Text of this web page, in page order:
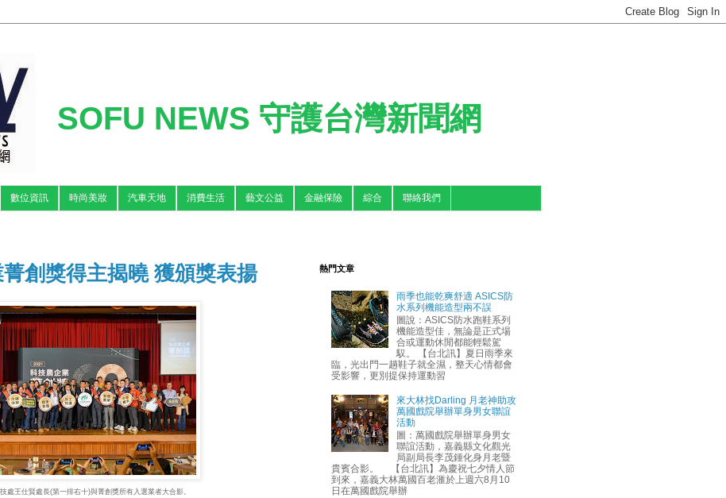
SOFU NEWS 守護台灣新聞網
數位資訊 時尚美妝 汽車天地 消費生活 藝文公益 金融保險 綜合 聯絡我們
創獎得主揭曉 獲頒獎表揚
處王仕賢處長(第一排右十)與菁創獎所有入選業者大合影。
熱門文章
雨季也能乾爽舒適 ASICS防
水系列機能造型兩不誤
圖說：ASICS防水跑鞋系列
機能造型佳，無論是正式場
合或運動休閒都能輕鬆駕
馭。 【台北訊】夏日雨季來
臨，光出門一趟鞋子就全濕，整天心情都會
受影響，更別提保持運動習
來大林找Darling 月老神助攻
萬國戲院舉辦單身男女聯誼
活動
圖：萬國戲院舉辦單身男女
聯誼活動，嘉義縣文化觀光
局副局長李茂鍾化身月老暨
貴賓合影。 【台北訊】為慶祝七夕情人節
到來，嘉義大林萬國百老滙於上週六8月10
日在萬國戲院舉辦